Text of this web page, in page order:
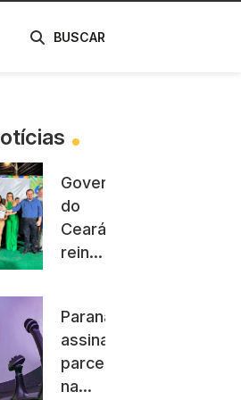
BUSCAR
Governo
do
Ceará
reinaugura
do
Norte
e
amplia
Paraná
assina
parceria
na